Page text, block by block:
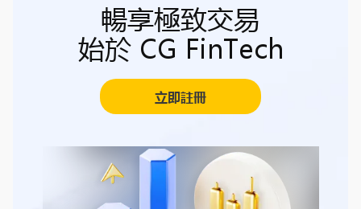
暢享極致交易
始於 CG FinTech
立即註冊